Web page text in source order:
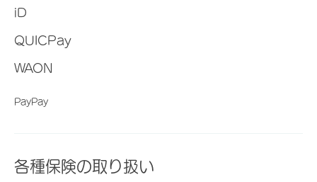
iD
QUICPay
WAON
PayPay
各種保険の取り扱い